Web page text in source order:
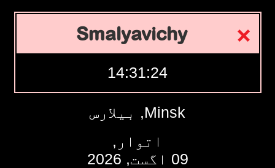
Smalyavichy
14:31:25
Minsk, بیلارس
اتوار,
09 اگست, 2026